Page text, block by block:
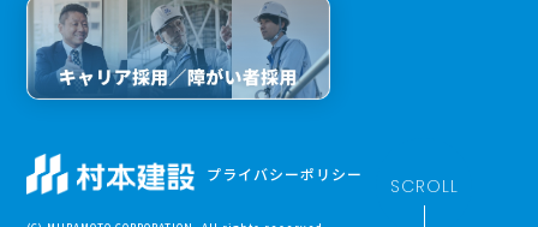
SCROLL
プライバシーポリシー